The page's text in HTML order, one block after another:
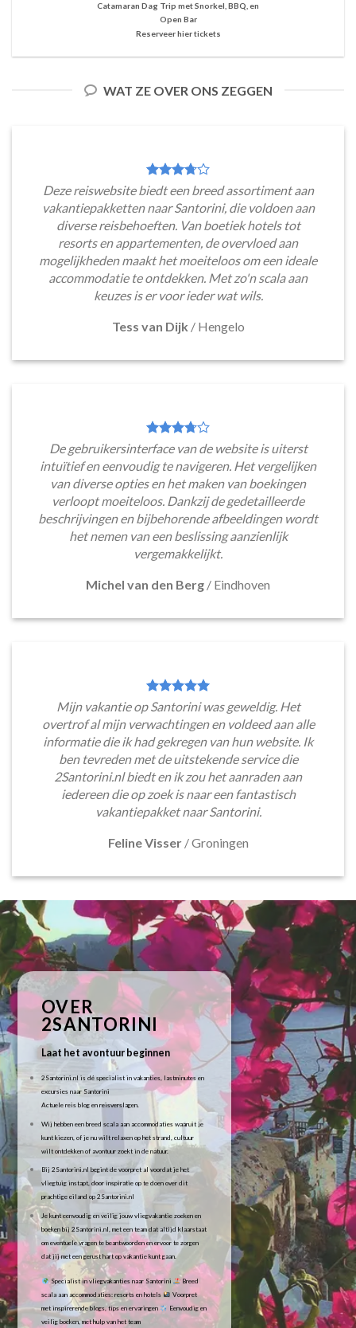
Catamaran Dag Trip met Snorkel, BBQ, en
Open Bar
Reserveer hier tickets
WAT ZE OVER ONS ZEGGEN
Deze reiswebsite biedt een breed assortiment aan
vakantiepakketten naar Santorini, die voldoen aan
diverse reisbehoeften. Van boetiek hotels tot
resorts en appartementen, de overvloed aan
mogelijkheden maakt het moeiteloos om een ideale
accommodatie te ontdekken. Met zo'n scala aan
keuzes is er voor ieder wat wils.
Tess van Dijk / Hengelo
De gebruikersinterface van de website is uiterst
intuïtief en eenvoudig te navigeren. Het vergelijken
van diverse opties en het maken van boekingen
verloopt moeiteloos. Dankzij de gedetailleerde
beschrijvingen en bijbehorende afbeeldingen wordt
het nemen van een beslissing aanzienlijk
vergemakkelijkt.
Michel van den Berg / Eindhoven
Mijn vakantie op Santorini was geweldig. Het
overtrof al mijn verwachtingen en voldeed aan alle
informatie die ik had gekregen van hun website. Ik
ben tevreden met de uitstekende service die
2Santorini.nl biedt en ik zou het aanraden aan
iedereen die op zoek is naar een fantastisch
vakantiepakket naar Santorini.
Feline Visser /Groningen
OVER
2SANTORINI
Laat het avontuur beginnen
2Santorini.nl is dé specialist in vakanties, lastminutes en
excursies naar Santorini
Actuele reis blog en reisverslagen.
Wij hebben een breed scala aan accommodaties waaruit je
kunt kiezen, of je nu wilt relaxen op het strand, cultuur
wilt ontdekken of avontuur zoekt in de natuur.
Bij 2Santorini.nl begint de voorpret al voordat je het
vliegtuig instapt, door inspiratie op te doen over dit
prachtige eiland op 2Santorini.nl
Je kunt eenvoudig en veilig jouw vliegvakantie zoeken en
boeken bij 2Santorini.nl, met een team dat altijd klaarstaat
om eventuele vragen te beantwoorden en ervoor te zorgen
dat jij met een gerust hart op vakantie kunt gaan.
Specialist in vliegvakanties naar Santorini
Breed
scala aan accommodaties: resorts en hotels
Voorpret
met inspirerende blogs, tips en ervaringen
Eenvoudig en
veilig boeken, met hulp van het team